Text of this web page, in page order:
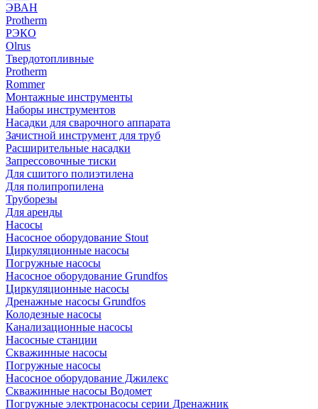
ЭВАН
Protherm
РЭКО
Olrus
Твердотопливные
Protherm
Rommer
Монтажные инструменты
Наборы инструментов
Насадки для сварочного аппарата
Зачистной инструмент для труб
Расширительные насадки
Запрессовочные тиски
Для сшитого полиэтилена
Для полипропилена
Труборезы
Для аренды
Насосы
Насосное оборудование Stout
Циркуляционные насосы
Погружные насосы
Насосное оборудование Grundfos
Циркуляционные насосы
Дренажные насосы Grundfos
Колодезные насосы
Канализационные насосы
Насосные станции
Скважинные насосы
Погружные насосы
Насосное оборудование Джилекс
Скважинные насосы Водомет
Погружные электронасосы серии Дренажник